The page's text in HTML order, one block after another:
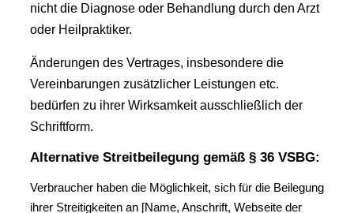
nicht die Diagnose oder Behandlung durch den Arzt
oder Heilpraktiker.
Änderungen des Vertrages, insbesondere die
Vereinbarungen zusätzlicher Leistungen etc.
bedürfen zu ihrer Wirksamkeit ausschließlich der
Schriftform.
Alternative Streitbeilegung gemäß § 36 VSBG:
Verbraucher haben die Möglichkeit, sich für die Beilegung
ihrer Streitigkeiten an [Name, Anschrift, Webseite der